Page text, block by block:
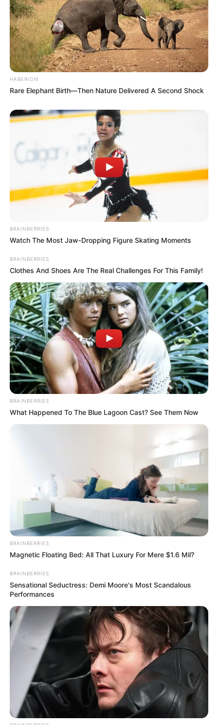
ΙΡΙΔΙΖΟΝΤΕΣ ΘΩΡΑΚΕΣ ΠΟΛΕΜΙΣΤΩΝ
ΑΝΤΑΝΑΚΛΟΥΝ ΤΟ ΦΩΣ ΣΤΟ ΣΤΕΡΕΩΜΑ
ΚΑΙ ΣΦΡΑΓΙΖΟΥΝ ΤΗΝ ΝΥΧΤΑ.
ΤΟ ΦΩΣ ΗΡΘΕ ΓΙΑ ΝΑ...
ΕΝΑΣ ΚΟΚΚΙΝΟΣ ΟΚΤΩΒΡΗΣ
το_ΓΕΓΟΝΟΣ της ΘΥΕΛΛΑΣ
Σι και Πούτιν θα
συναντηθούν την επόμενη
εβδομάδα για πρώτη φορά
BRICS: Η Ρωσία Και Η Ινδία
Δεν Χρειάζονται Πια Δολάριο
ΗΠΑ
Το Judicial Watch
αποκαλύπτει το σχέδιο
προπαγάνδας της
κυβέρνησης Μπάιντεν για
την...
Email address:
αναδημοσίευση και η τροποποίησή τους χωρίς προηγούμενη
γραπτή άδεια του δημιουργού τους. Με επιφύλαξη κάθε νόμιμου
δικαιώματος. Διαβάστε τηνΠολιτική Απορρήτουτου website πριν
να το χρησιμοποιήσετε, καθώς χρησιμοποιώντας το την
αποδέχεστε. Ο ιστότοπος διατηρεί το δικαίωμα να τροποποιήσει
τους όρους χρήσης.
Επικοινωνήστε μαζί μας:nikolaosgeor@gmail.com
HABERION
Rare Elephant Birth—Then Nature Delivered A Second Shock
BRAINBERRIES
Watch The Most Jaw‑Dropping Figure Skating Moments
BRAINBERRIES
Clothes And Shoes Are The Real Challenges For This Family!
BRAINBERRIES
What Happened To The Blue Lagoon Cast? See Them Now
BRAINBERRIES
Magnetic Floating Bed: All That Luxury For Mere $1.6 Mil?
BRAINBERRIES
Sensational Seductress: Demi Moore's Most Scandalous
Performances